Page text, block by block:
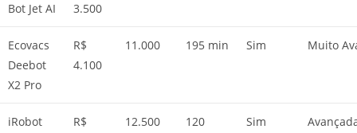
Bot Jet AI
3.500
Ecovacs
Deebot
X2 Pro
R$
4.100
11.000 195 min Sim Muito
iRobot
R$
12.500
120
Sim